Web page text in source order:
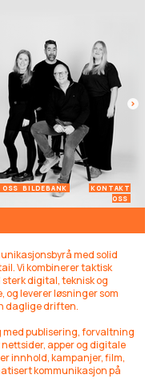
KONTAKT
OSS
BILDEBANK
OSS
med solid
Vi kombinerer taktisk
digital, teknisk og
og leverer løsninger som
daglige driften.
med publisering, forvaltning
apper og digitale
innhold, kampanjer, film,
kommunikasjon på